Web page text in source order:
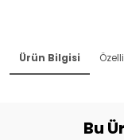
Ürün Bilgisi
Bu